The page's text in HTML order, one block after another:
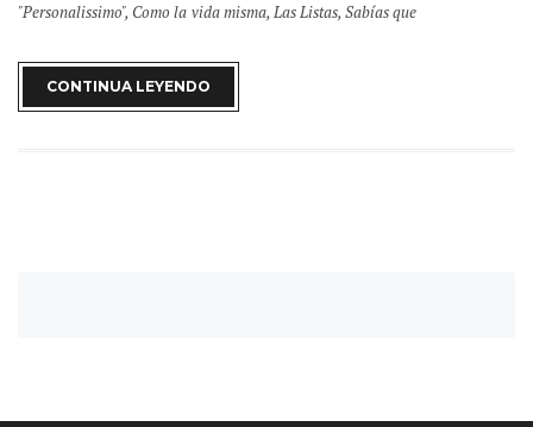
"Personalissimo", Como la vida misma,Las Listas,Sabías que
CONTINUA LEYENDO